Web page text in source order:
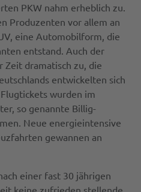
PKW nahm erheblich zu.
Produzenten vor allem an
eine Automobilform, die
entstand. Auch der
Zeit dramatisch zu, die
entwickelten sich
wurden im
so genannte Billig-
Neue energieintensive
gewannen an
einer fast 30 jährigen